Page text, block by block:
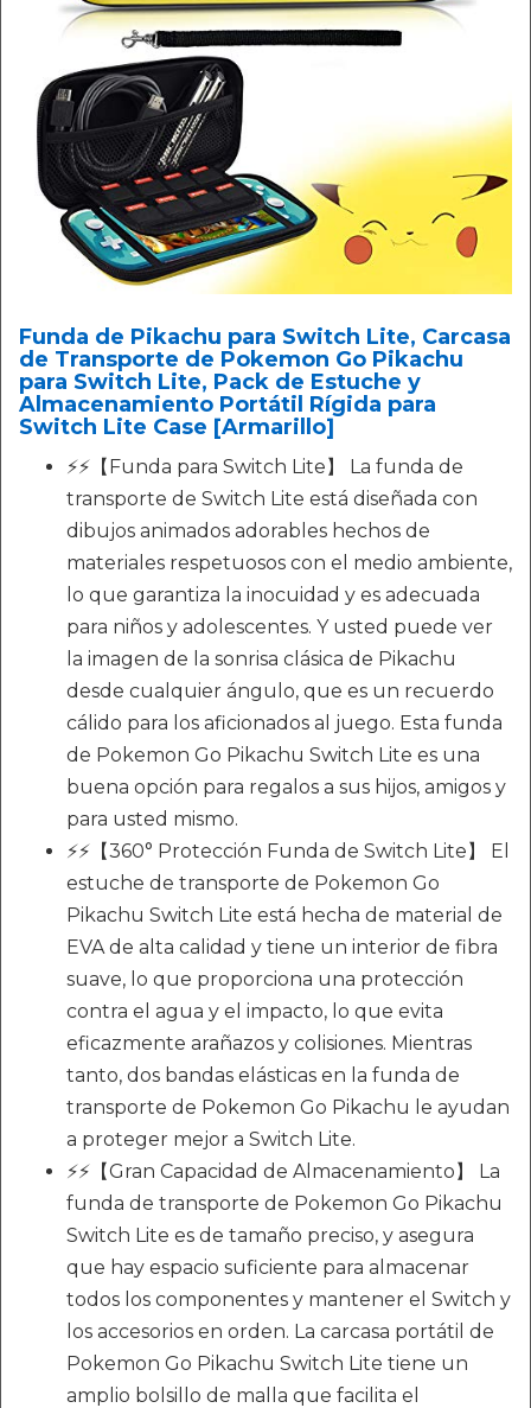
Funda de Pikachu para Switch Lite, Carcasa
de Transporte de Pokemon Go Pikachu
para Switch Lite, Pack de Estuche y
Almacenamiento Portátil Rígida para
Switch Lite Case [Armarillo]
⚡⚡【Funda para Switch Lite】 La funda de
transporte de Switch Lite está diseñada con
dibujos animados adorables hechos de
materiales respetuosos con el medio ambiente,
lo que garantiza la inocuidad y es adecuada
para niños y adolescentes. Y usted puede ver
la imagen de la sonrisa clásica de Pikachu
desde cualquier ángulo, que es un recuerdo
cálido para los aficionados al juego. Esta funda
de Pokemon Go Pikachu Switch Lite es una
buena opción para regalos a sus hijos, amigos y
para usted mismo.
⚡⚡【360° Protección Funda de Switch Lite】 El
estuche de transporte de Pokemon Go
Pikachu Switch Lite está hecha de material de
EVA de alta calidad y tiene un interior de fibra
suave, lo que proporciona una protección
contra el agua y el impacto, lo que evita
eficazmente arañazos y colisiones. Mientras
tanto, dos bandas elásticas en la funda de
transporte de Pokemon Go Pikachu le ayudan
a proteger mejor a Switch Lite.
⚡⚡【Gran Capacidad de Almacenamiento】 La
funda de transporte de Pokemon Go Pikachu
Switch Lite es de tamaño preciso, y asegura
que hay espacio suficiente para almacenar
todos los componentes y mantener el Switch y
los accesorios en orden. La carcasa portátil de
Pokemon Go Pikachu Switch Lite tiene un
amplio bolsillo de malla que facilita el